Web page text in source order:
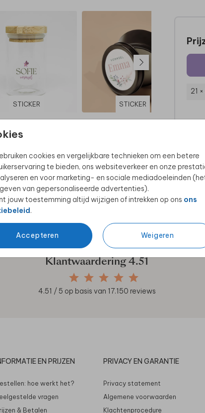
cookies en vergelijkbare technieken om een betere
te bieden, ons websiteverkeer en onze
en voor marketing- en sociale mediadoeleinden
van gepersonaliseerde advertenties).
jouw toestemming altijd wijzigen of intrekken op ons ons
.
Accepteren Weigeren
STICKER STICKER
21
samenwerkingen!
Klantwaardering4.51
4.51 / 5 op basis van 17.150 reviews
EN PRIJZEN
hoe werkt het?
vragen
& Betalen
PRIVACY EN GARANTIE
Privacy statement
Algemene voorwaarden
Klachtenprocedure